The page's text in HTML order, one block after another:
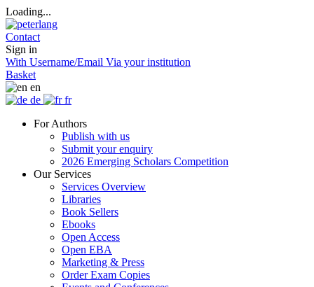
Loading...
Contact
Sign in
With Username/Email Via your institution
Basket
en
de
fr
For Authors
Publish with us
Submit your enquiry
2026 Emerging Scholars Competition
Our Services
Services Overview
Libraries
Book Sellers
Ebooks
Open Access
Open EBA
Marketing & Press
Order Exam Copies